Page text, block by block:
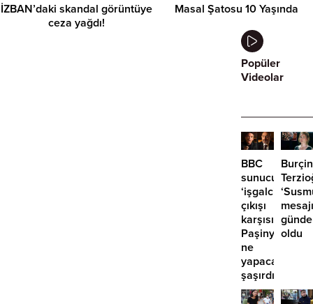
İZBAN’daki skandal görüntüye
ceza yağdı!
Masal Şatosu 10 Yaşında
Popüler
Videolar
BBC
sunucusunun
‘işgalcisiniz’
çıkışı
karşısında
Paşinyan
ne
yapacağını
şaşırdı!
Burçin
mesajı
oldu